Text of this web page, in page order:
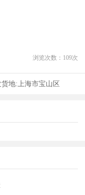
浏览次数： 109次
货地:上海市宝山区